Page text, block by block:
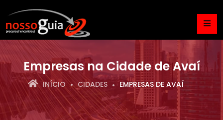
Empresas na Cidade de Avaí
INÍCIO CIDADES EMPRESAS DE AVAÍ